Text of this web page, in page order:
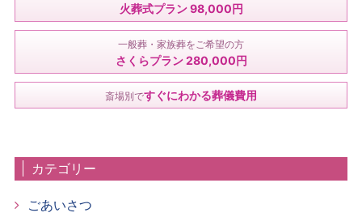
火葬式プラン 98,000円
一般葬・家族葬をご希望の方
さくらプラン 280,000円
斎場別ですぐにわかる葬儀費用
カテゴリー
ごあいさつ